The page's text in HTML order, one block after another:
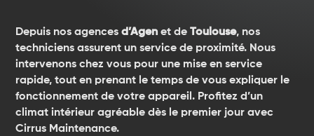
Depuis nos agencesd’Agen et deToulouse, nos
techniciens assurent un service de proximité. Nous
intervenons chez vous pour une mise en service
rapide, tout en prenant le temps de vous expliquer le
fonctionnement de votre appareil. Profitez d’un
climat intérieur agréable dès le premier jour avec
Cirrus Maintenance.